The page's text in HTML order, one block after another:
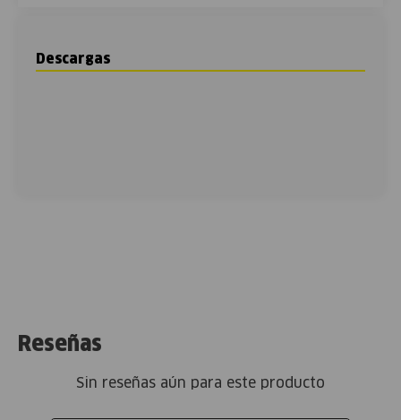
Descargas
Reseñas
Sin reseñas aún para este producto